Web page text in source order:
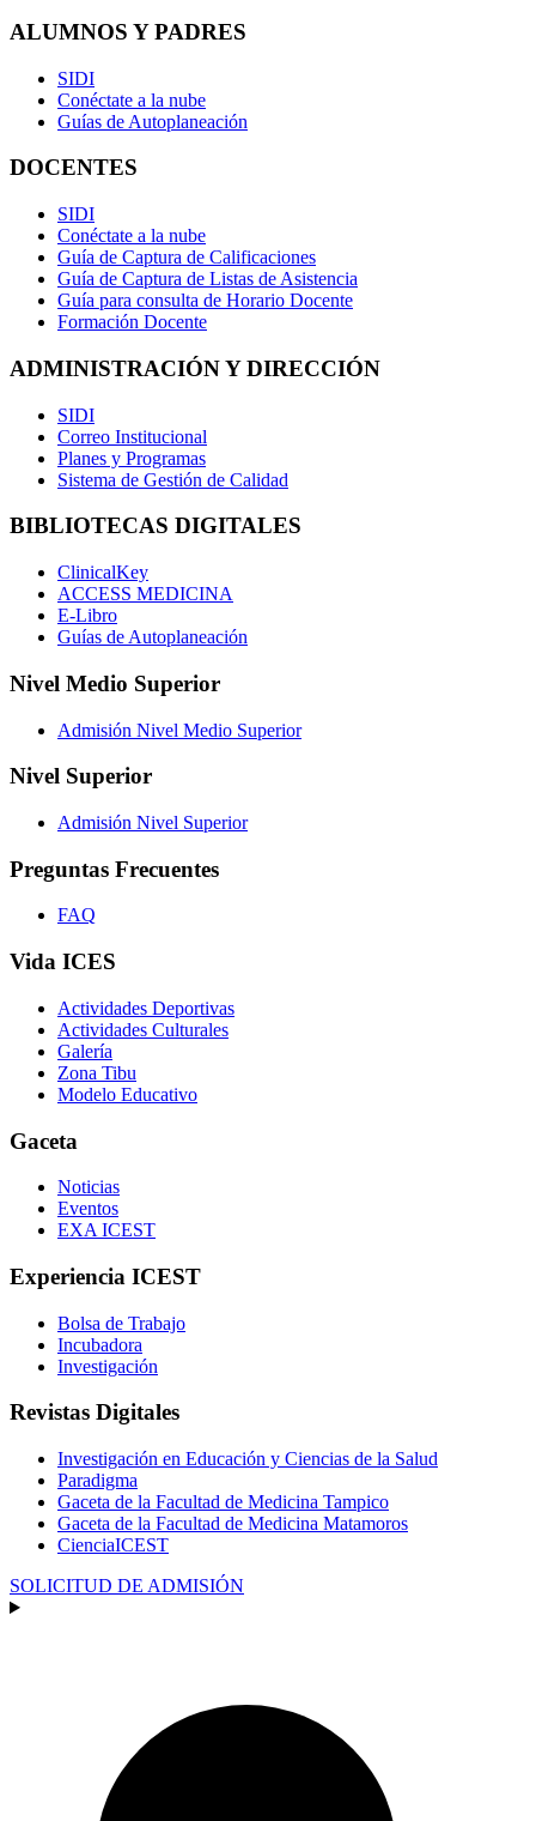
ALUMNOS Y PADRES
SIDI
Conéctate a la nube
Guías de Autoplaneación
DOCENTES
SIDI
Conéctate a la nube
Guía de Captura de Calificaciones
Guía de Captura de Listas de Asistencia
Guía para consulta de Horario Docente
Formación Docente
ADMINISTRACIÓN Y DIRECCIÓN
SIDI
Correo Institucional
Planes y Programas
Sistema de Gestión de Calidad
BIBLIOTECAS DIGITALES
ClinicalKey
ACCESS MEDICINA
E-Libro
Guías de Autoplaneación
Nivel Medio Superior
Admisión Nivel Medio Superior
Nivel Superior
Admisión Nivel Superior
Preguntas Frecuentes
FAQ
Vida ICES
Actividades Deportivas
Actividades Culturales
Galería
Zona Tibu
Modelo Educativo
Gaceta
Noticias
Eventos
EXA ICEST
Experiencia ICEST
Bolsa de Trabajo
Incubadora
Investigación
Revistas Digitales
Investigación en Educación y Ciencias de la Salud
Paradigma
Gaceta de la Facultad de Medicina Tampico
Gaceta de la Facultad de Medicina Matamoros
CienciaICEST
SOLICITUD DE ADMISIÓN